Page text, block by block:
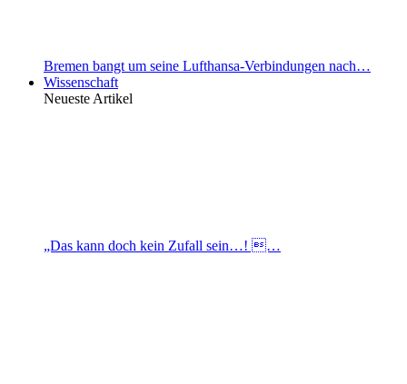
Bremen bangt um seine Lufthansa-Verbindungen nach…
Wissenschaft
Neueste Artikel
„Das kann doch kein Zufall sein…! …